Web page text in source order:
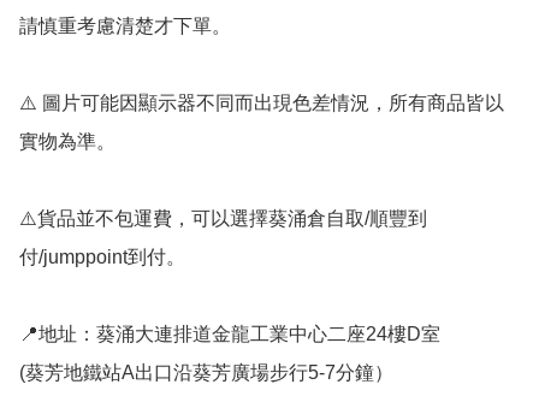
請慎重考慮清楚才下單。
⚠️ 圖片可能因顯示器不同而出現色差情況，所有商品皆以
實物為準。
⚠️貨品並不包運費，可以選擇葵涌倉自取/順豐到
付/jumppoint到付。
📍地址：葵涌大連排道金龍工業中心二座24樓D室
(葵芳地鐵站A出口沿葵芳廣場步行5-7分鐘）